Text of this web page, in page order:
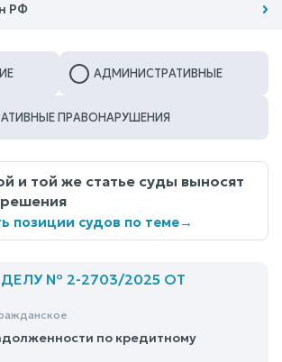
РФ
АДМИНИСТРАТИВНЫЕ
ПРАВОНАРУШЕНИЯ
и той же статье суды выносят
позиции судов по теме→
№ 2-2703/2025 ОТ
по кредитному